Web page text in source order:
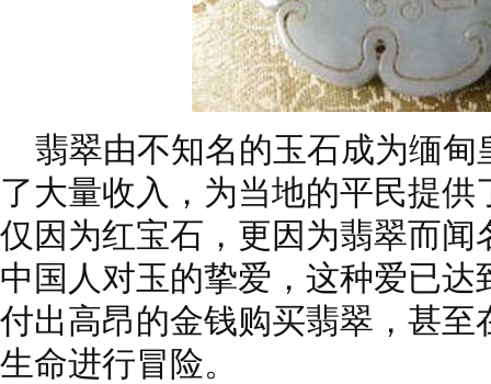
翡翠由不知名的玉石成为缅甸
了大量收入，为当地的平民提
仅因为红宝石，更因为翡翠而闻
中国人对玉的挚爱，这种爱已
付出高昂的金钱购买翡翠，甚至
生命进行冒险。